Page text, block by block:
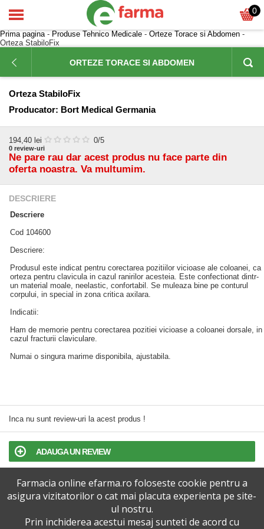
0
Prima pagina- Produse Tehnico Medicale - Orteze Torace si Abdomen -
Orteza StabiloFix
ORTEZE TORACE SI ABDOMEN
Orteza StabiloFix
Producator: Bort Medical Germania
194,40 lei 0/5
0 review-uri
Ne pare rau dar acest produs nu face parte din
oferta noastra. Va multumim.
DESCRIERE
Descriere
Cod 104600
Descriere:
Produsul este indicat pentru corectarea pozitiilor vicioase ale coloanei, ca
orteza pentru clavicula in cazul ranirilor acesteia. Este confectionat dintr-
un material moale, neelastic, confortabil. Se muleaza bine pe conturul
corpului, in special in zona critica axilara.
Indicatii:
Ham de memorie pentru corectarea pozitiei vicioase a coloanei dorsale, in
cazul fracturii claviculare.
Numai o singura marime disponibila, ajustabila.
Inca nu sunt review-uri la acest produs !
ADAUGA UN REVIEW
TERMENI SI CONDITII
POLITICA DE CONFIDENTIALITATE
Farmacia online efarma.ro foloseste cookie pentru a
asigura vizitatorilor o cat mai placuta experienta pe site-
ul nostru.
Prin inchiderea acestui mesaj sunteti de acord cu